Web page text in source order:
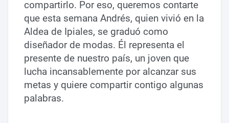
compartirlo. Por eso, queremos contarte
que esta semana Andrés, quien vivió en la
Aldea de Ipiales, se graduó como
diseñador de modas. Él representa el
presente de nuestro país, un joven que
lucha incansablemente por alcanzar sus
metas y quiere compartir contigo algunas
palabras.